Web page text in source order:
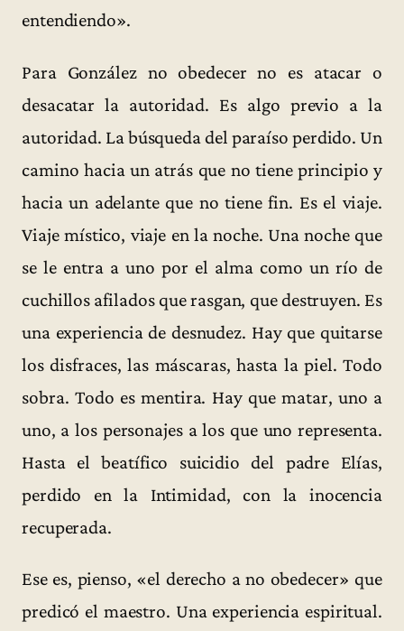
entendiendo».
Para González no obedecer no es atacar o
desacatar la autoridad. Es algo previo a la
autoridad. La búsqueda del paraíso perdido. Un
camino hacia un atrás que no tiene principio y
hacia un adelante que no tiene fin. Es el viaje.
Viaje místico, viaje en la noche. Una noche que
se le entra a uno por el alma como un río de
cuchillos afilados que rasgan, que destruyen. Es
una experiencia de desnudez. Hay que quitarse
los disfraces, las máscaras, hasta la piel. Todo
sobra. Todo es mentira. Hay que matar, uno a
uno, a los personajes a los que uno representa.
Hasta el beatífico suicidio del padre Elías,
perdido en la Intimidad, con la inocencia
recuperada.
Ese es, pienso, «el derecho a no obedecer» que
predicó el maestro. Una experiencia espiritual.